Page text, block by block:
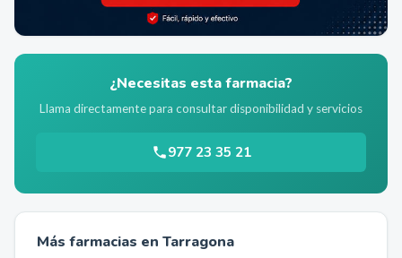
¿Necesitas esta farmacia?
Llama directamente para consultar disponibilidad y servicios
977 23 35 21
Más farmacias en Tarragona